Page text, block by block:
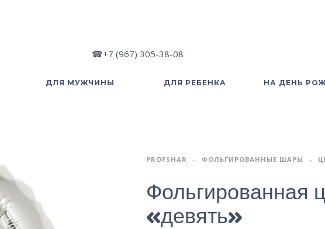
☎+7 (967) 305-38-08
ДЛЯ МУЖЧИНЫ ДЛЯ РЕБЕНКА НА ДЕНЬ
PROFSHAR ФОЛЬГИРОВАННЫЕ ШАРЫ
Фольгированная
«девять»